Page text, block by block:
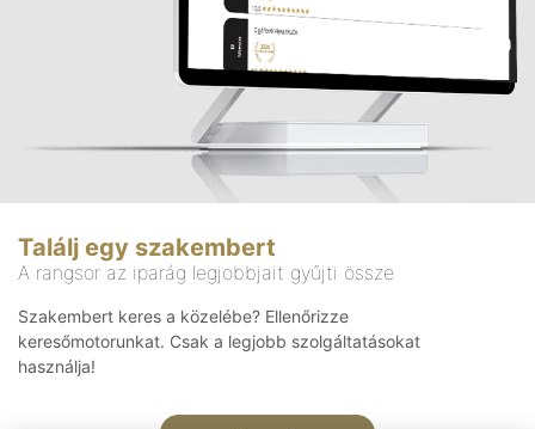
Találj egy szakembert
A rangsor az iparág legjobbjait gyűjti össze
Szakembert keres a közelébe? Ellenőrizze
keresőmotorunkat. Csak a legjobb szolgáltatásokat
használja!